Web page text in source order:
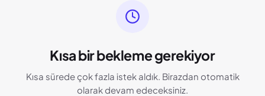
Kısa bir bekleme gerekiyor
Kısa sürede çok fazla istek aldık. Birazdan otomatik
olarak devam edeceksiniz.